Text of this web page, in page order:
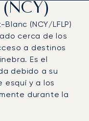
(NCY/LFLP)
cerca de los
a destinos
Es el
debido a su
esquí y a los
durante la